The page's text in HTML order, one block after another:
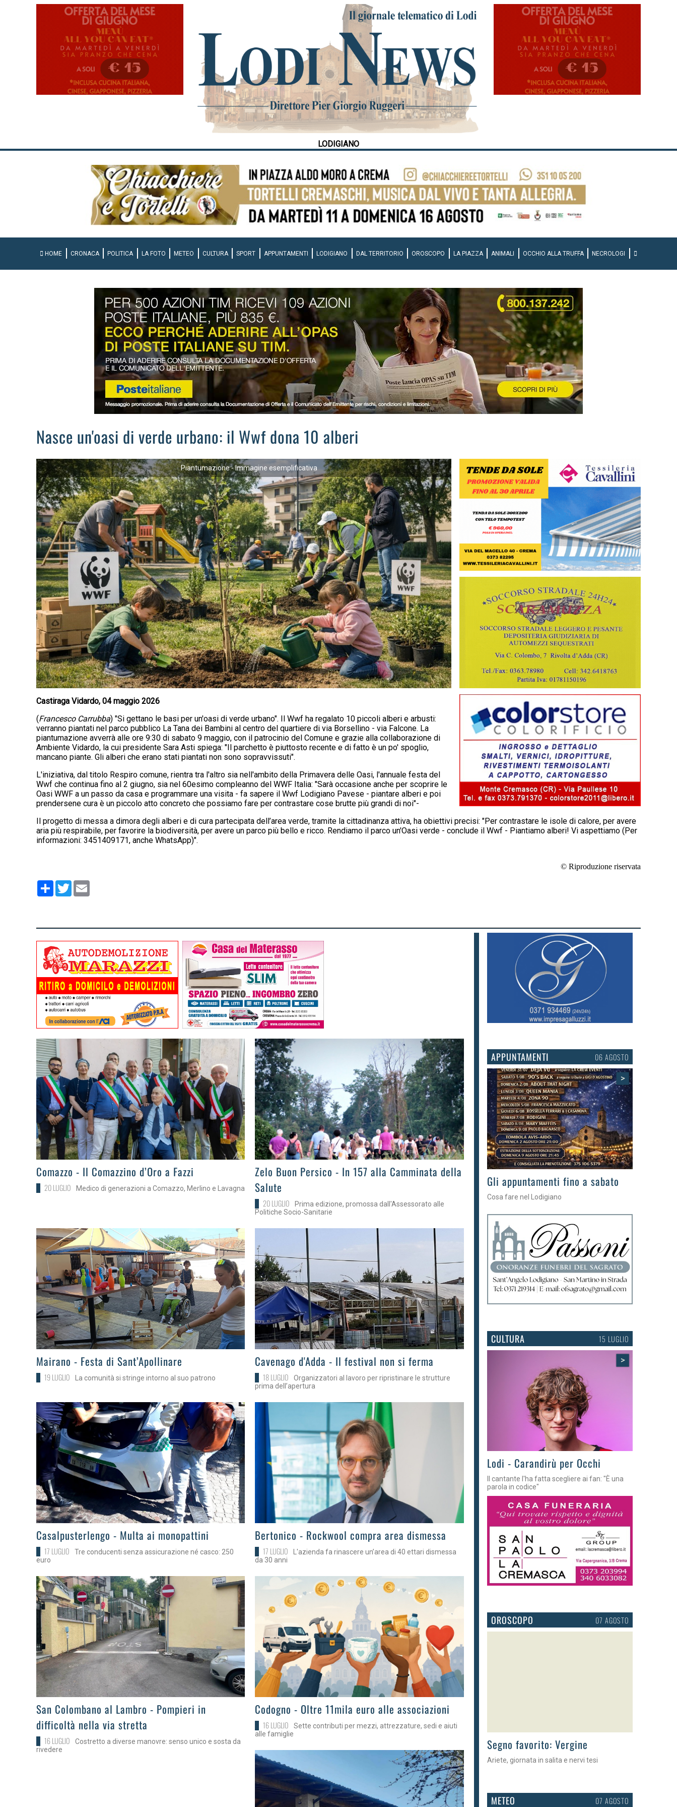
LODIGIANO
HOME CRONACA POLITICA LA FOTO METEO CULTURA SPORT APPUNTAMENTI LODIGIANO DAL TERRITORIO OROSCOPO LA PIAZZA ANIMALI OCCHIO ALLA TRUFFA NECROLOGI
Nasce un'oasi di verde urbano: il Wwf dona 10 alberi
Piantumazione - Immagine esemplificativa
Castiraga Vidardo, 04 maggio 2026
(Francesco Carrubba) "Si gettano le basi per un'oasi di verde urbano". Il Wwf ha regalato 10 piccoli alberi e arbusti:
verranno piantati nel parco pubblico La Tana dei Bambini al centro del quartiere di via Borsellino - via Falcone. La
piantumazione avverrà alle ore 9:30 di sabato 9 maggio, con il patrocinio del Comune e grazie alla collaborazione di
Ambiente Vidardo, la cui presidente Sara Asti spiega: "Il parchetto è piuttosto recente e di fatto è un po' spoglio,
mancano piante. Gli alberi che erano stati piantati non sono sopravvissuti".
L'iniziativa, dal titolo Respiro comune, rientra tra l'altro sia nell'ambito della Primavera delle Oasi, l'annuale festa del
Wwf che continua fino al 2 giugno, sia nel 60esimo compleanno del WWF Italia: "Sarà occasione anche per scoprire le
Oasi WWF a un passo da casa e programmare una visita - fa sapere il Wwf Lodigiano Pavese - piantare alberi e poi
prendersene cura è un piccolo atto concreto che possiamo fare per contrastare cose brutte più grandi di noi"-
Il progetto di messa a dimora degli alberi e di cura partecipata dell’area verde, tramite la cittadinanza attiva, ha obiettivi precisi: "Per contrastare le isole di calore, per avere
aria più respirabile, per favorire la biodiversità, per avere un parco più bello e ricco. Rendiamo il parco un'Oasi verde - conclude il Wwf - Piantiamo alberi! Vi aspettiamo (Per
informazioni: 3451409171, anche WhatsApp)".
© Riproduzione riservata
Condividi
Twitter
>
Comazzo - Il Comazzino d’Oro a Fazzi
20 LUGLIO Medico di generazioni a Comazzo, Merlino e Lavagna
>
Zelo Buon Persico - In 157 alla Camminata della
Salute
20 LUGLIO
Prima edizione, promossa dall'Assessorato alle
Politiche Socio-Sanitarie
>Mairano - Festa di Sant’Apollinare
19 LUGLIO La comunità si stringe intorno al suo patrono
>
Cavenago d'Adda - Il festival non si ferma
18 LUGLIO
Organizzatori al lavoro per ripristinare le strutture
prima dell’apertura
>
Casalpusterlengo - Multa ai monopattini
17 LUGLIO
Tre conducenti senza assicurazione né casco: 250
euro
>
Bertonico - Rockwool compra area dismessa
17 LUGLIO
L'azienda fa rinascere un’area di 40 ettari dismessa
da 30 anni
>
San Colombano al Lambro - Pompieri in
difficoltà nella via stretta
16 LUGLIO
Costretto a diverse manovre: senso unico e sosta da
rivedere
>
Codogno - Oltre 11mila euro alle associazioni
16 LUGLIO
Sette contributi per mezzi, attrezzature, sedi e aiuti
alle famiglie
APPUNTAMENTI 03 AGOSTO
>
Gli eventi della settimana
Tra torte, cinema e musica live
CULTURA 15 LUGLIO
>
Lodi - Carandirù per Occhi
Il cantante l'ha fatta scegliere ai fan: "È una
parola in codice"
OROSCOPO 07 AGOSTO
>
Segno favorito: Vergine
Ariete, giornata in salita e nervi tesi
METEO 07 AGOSTO